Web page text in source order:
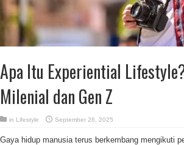
Apa Itu Experiential
Milenial dan Gen Z
in Lifestyle September 26, 2025
Gaya hidup manusia terus berkembang mengikuti